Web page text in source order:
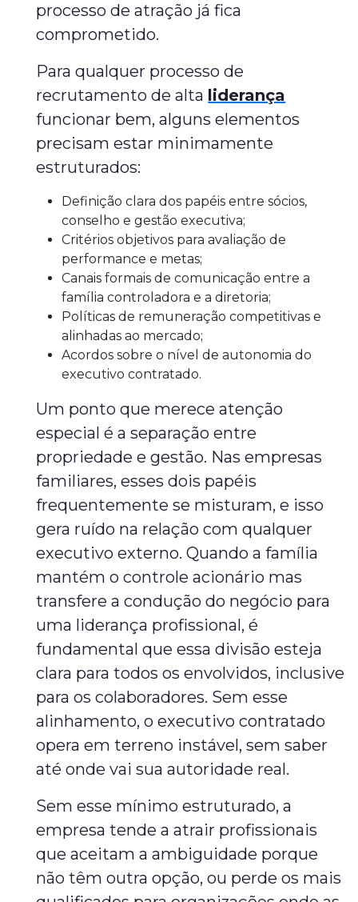
processo de atração já fica
comprometido.
Para qualquer processo de
recrutamento de alta liderança
funcionar bem, alguns elementos
precisam estar minimamente
estruturados:
Definição clara dos papéis entre sócios,
conselho e gestão executiva;
Critérios objetivos para avaliação de
performance e metas;
Canais formais de comunicação entre a
família controladora e a diretoria;
Políticas de remuneração competitivas e
alinhadas ao mercado;
Acordos sobre o nível de autonomia do
executivo contratado.
Um ponto que merece atenção
especial é a separação entre
propriedade e gestão. Nas empresas
familiares, esses dois papéis
frequentemente se misturam, e isso
gera ruído na relação com qualquer
executivo externo. Quando a família
mantém o controle acionário mas
transfere a condução do negócio para
uma liderança profissional, é
fundamental que essa divisão esteja
clara para todos os envolvidos, inclusive
para os colaboradores. Sem esse
alinhamento, o executivo contratado
opera em terreno instável, sem saber
até onde vai sua autoridade real.
Sem esse mínimo estruturado, a
empresa tende a atrair profissionais
que aceitam a ambiguidade porque
não têm outra opção, ou perde os mais